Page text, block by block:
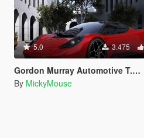
5.0 3.475
Gordon Murray Automotive T.50 2025 (McLaren F1 successor) [Add-On]
By MickyMouse